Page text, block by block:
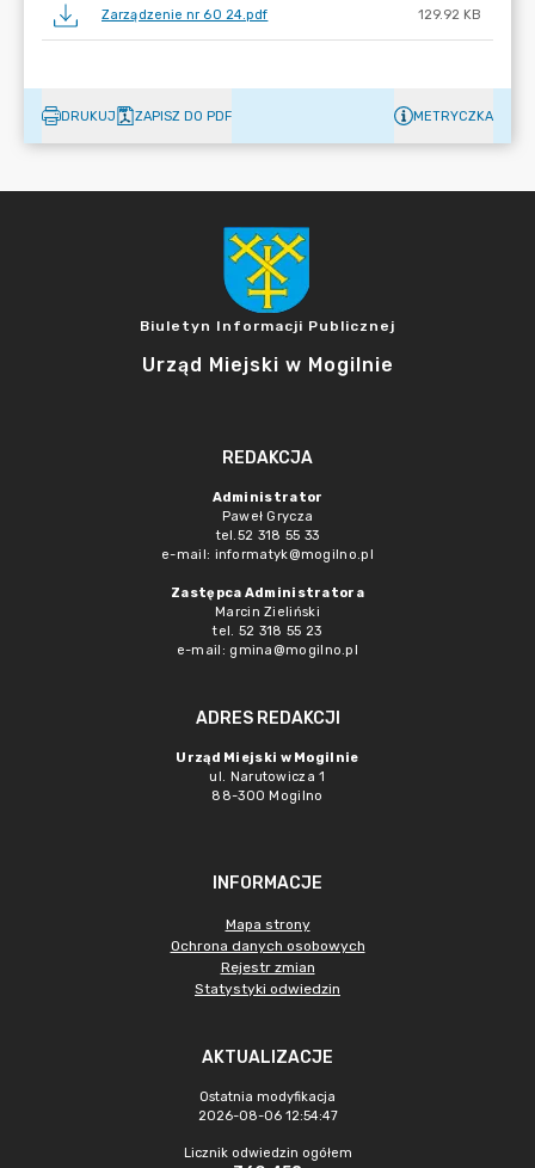
Zarządzenie nr 60 24.pdf 129.92 KB
DRUKUJ ZAPISZ DO PDF METRYCZKA
Biuletyn Informacji Publicznej
Urząd Miejski w Mogilnie
REDAKCJA
Administrator
Paweł Grycza
tel.52 318 55 33
e-mail: informatyk@mogilno.pl
Zastępca Administratora
Marcin Zieliński
tel. 52 318 55 23
e-mail: gmina@mogilno.pl
ADRES REDAKCJI
Urząd Miejski w Mogilnie
ul. Narutowicza 1
88-300 Mogilno
INFORMACJE
Mapa strony
Ochrona danych osobowych
Rejestr zmian
Statystyki odwiedzin
AKTUALIZACJE
Ostatnia modyfikacja
2026-08-06 12:54:47
Licznik odwiedzin ogółem